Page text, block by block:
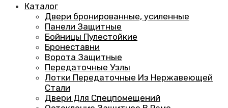
Каталог
Двери бронированные, усиленные
Панели Защитные
Бойницы Пулестойкие
Бронеставни
Ворота Защитные
Передаточные Узлы
Лотки Передаточные Из Нержавеющей
Стали
Двери Для Спецпомещений